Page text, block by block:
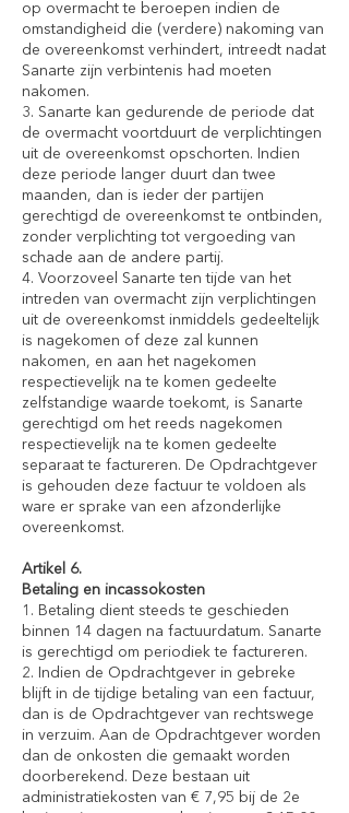
op overmacht te beroepen indien de
omstandigheid die (verdere) nakoming van
de overeenkomst verhindert, intreedt nadat
Sanarte zijn verbintenis had moeten
nakomen.
3. Sanarte kan gedurende de periode dat
de overmacht voortduurt de verplichtingen
uit de overeenkomst opschorten. Indien
deze periode langer duurt dan twee
maanden, dan is ieder der partijen
gerechtigd de overeenkomst te ontbinden,
zonder verplichting tot vergoeding van
schade aan de andere partij.
4. Voorzoveel Sanarte ten tijde van het
intreden van overmacht zijn verplichtingen
uit de overeenkomst inmiddels gedeeltelijk
is nagekomen of deze zal kunnen
nakomen, en aan het nagekomen
respectievelijk na te komen gedeelte
zelfstandige waarde toekomt, is Sanarte
gerechtigd om het reeds nagekomen
respectievelijk na te komen gedeelte
separaat te factureren. De Opdrachtgever
is gehouden deze factuur te voldoen als
ware er sprake van een afzonderlijke
overeenkomst.
Artikel 6.
Betaling en incassokosten
1. Betaling dient steeds te geschieden
binnen 14 dagen na factuurdatum. Sanarte
is gerechtigd om periodiek te factureren.
2. Indien de Opdrachtgever in gebreke
blijft in de tijdige betaling van een factuur,
dan is de Opdrachtgever van rechtswege
in verzuim. Aan de Opdrachtgever worden
dan de onkosten die gemaakt worden
doorberekend. Deze bestaan uit
administratiekosten van € 7,95 bij de 2e